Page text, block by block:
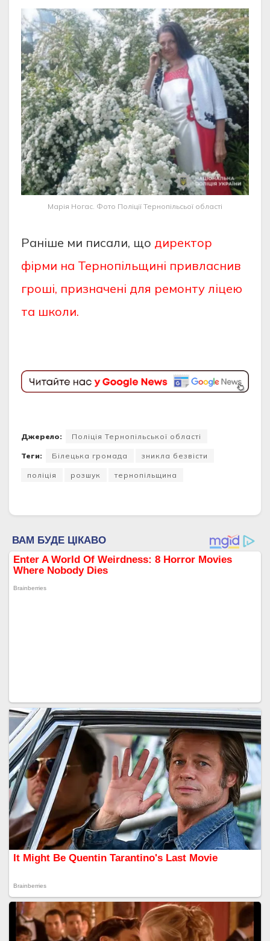
Марія Ногас. Фото Поліції Тернопільсьої області
Раніше ми писали, що директор
фірми на Тернопільщині привласнив
гроші, призначені для ремонту ліцею
та школи.
Джерело: Поліція Тернопільської області
Теги: Білецька громада зникла безвісти
поліція розшук тернопільщина